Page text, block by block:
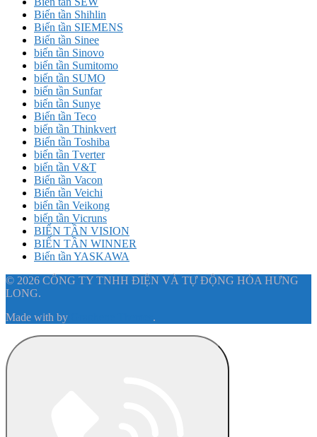
Biến tần Shihlin
Biến tần SIEMENS
Biến tần Sinee
biến tần Sinovo
biến tần Sumitomo
biến tần SUMO
biến tần Sunfar
biến tần Sunye
Biến tần Teco
biến tần Thinkvert
Biến tần Toshiba
biến tần Tverter
biến tần V&T
Biến tần Vacon
Biến tần Veichi
biến tần Veikong
biến tần Vicruns
BIẾN TẦN VISION
BIẾN TẦN WINNER
Biến tần YASKAWA
© 2026 CÔNG TY TNHH ĐIỆN VÀ TỰ ĐỘNG HÓA HƯNG
LONG.
Made with by .